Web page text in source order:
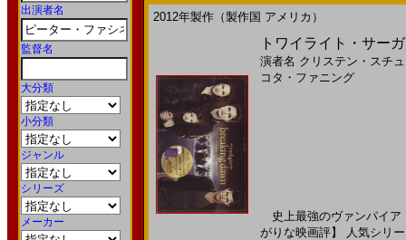
出演者名
監督名
大分類
小分類
ジャンル
シリーズ
メーカー
2012年製作（製作国 アメリカ）
トワイライト・サー
演者名 クリステン・スチ
コタ・ファニング
史上最強のヴァンパイア
がりな映画評】 人気シリ